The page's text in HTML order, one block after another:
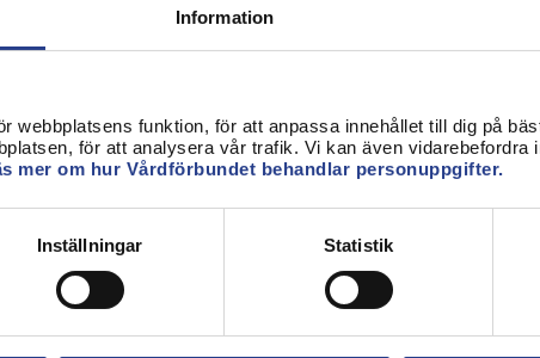
Information
webbplatsens funktion, för att anpassa innehållet till dig på
för att analysera vår trafik. Vi kan även vidarebefordra
mer om hur Vårdförbundet behandlar personuppgifter.
Inställningar Statistik